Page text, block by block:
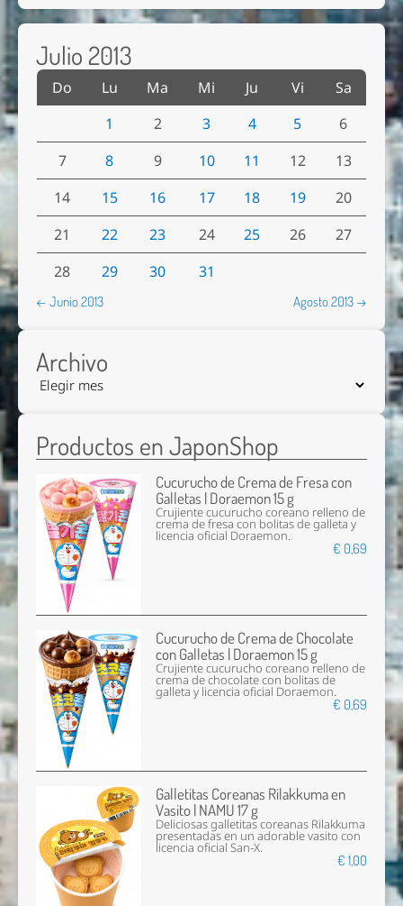
Julio 2013
Do Lu Ma Mi Ju Vi
Sa
1
2 3 4 5
6
7
8 9 10 11 12
13
14
15 16 17 18 19
20
21
22 23 24 25 26
27
28
29 30 31
← Junio 2013 Agosto 2013 →
Archivo
Productos en JaponShop
Cucurucho de Crema de Fresa con
Galletas | Doraemon 15 g
Crujiente cucurucho coreano relleno de
crema de fresa con bolitas de galleta y
licencia oficial Doraemon.
€ 0,69
Cucurucho de Crema de Chocolate
con Galletas | Doraemon 15 g
Crujiente cucurucho coreano relleno de
crema de chocolate con bolitas de
galleta y licencia oficial Doraemon.
€ 0,69
Galletitas Coreanas Rilakkuma en
Vasito | NAMU 17 g
Deliciosas galletitas coreanas Rilakkuma
presentadas en un adorable vasito con
licencia oficial San-X.
€ 1,00